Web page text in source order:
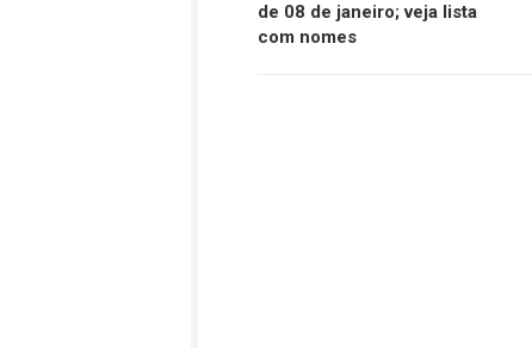
de 08 de janeiro; veja lista
com nomes